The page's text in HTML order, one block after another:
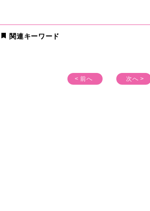
関連キーワード
< 前へ 次へ >